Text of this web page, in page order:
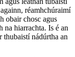
réamhchúraimí
obair chosc agus
na hiarrachta. Is é an
thubaistí nádúrtha an